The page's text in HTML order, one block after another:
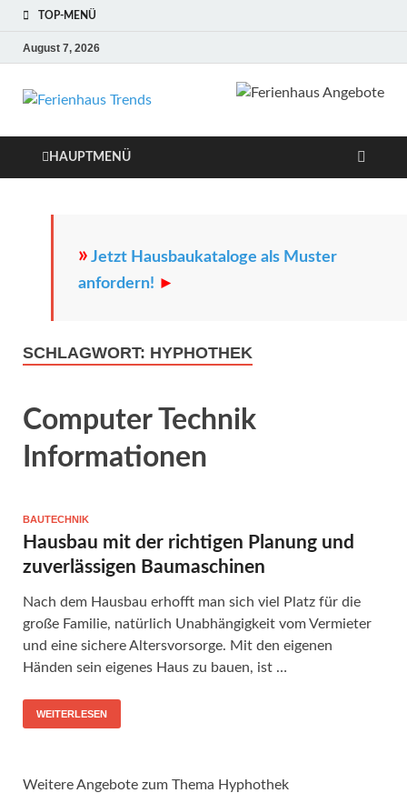
TOP-MENÜ
August 7, 2026
Ferienhaus
Trends
Ferienwohnungen in Europa
HAUPTMENÜ
» Jetzt Hausbaukataloge als Muster
anfordern! ►
SCHLAGWORT: HYPHOTHEK
Computer Technik
Informationen
BAUTECHNIK
Hausbau mit der richtigen Planung und
zuverlässigen Baumaschinen
Nach dem Hausbau erhofft man sich viel Platz für die
große Familie, natürlich Unabhängigkeit vom Vermieter
und eine sichere Altersvorsorge. Mit den eigenen
Händen sein eigenes Haus zu bauen, ist …
WEITERLESEN
Weitere Angebote zum Thema Hyphothek